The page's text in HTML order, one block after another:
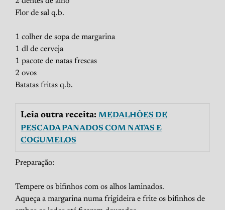
Flor de sal q.b.
1 colher de sopa de margarina
1 dl de cerveja
1 pacote de natas frescas
2 ovos
Batatas fritas q.b.
Leia outra receita: MEDALHÕES DE
PESCADA PANADOS COM NATAS E
COGUMELOS
Preparação:
Tempere os bifinhos com os alhos laminados.
Aqueça a margarina numa frigideira e frite os bifinhos de